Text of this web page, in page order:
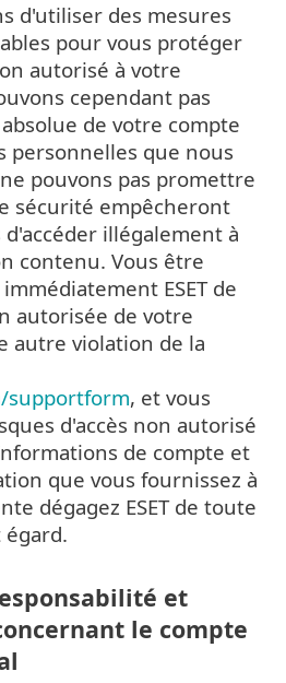
d'utiliser des mesures
pour vous protéger
autorisé à votre
cependant pas
de votre compte
personnelles que nous
pouvons pas promettre
sécurité empêcheront
illégalement à
contenu. Vous être
ESET de
autorisée de votre
autre violation de la
supportform, et vous
d'accès non autorisé
de compte et
que vous fournissez à
dégagez ESET de toute
et
le compte